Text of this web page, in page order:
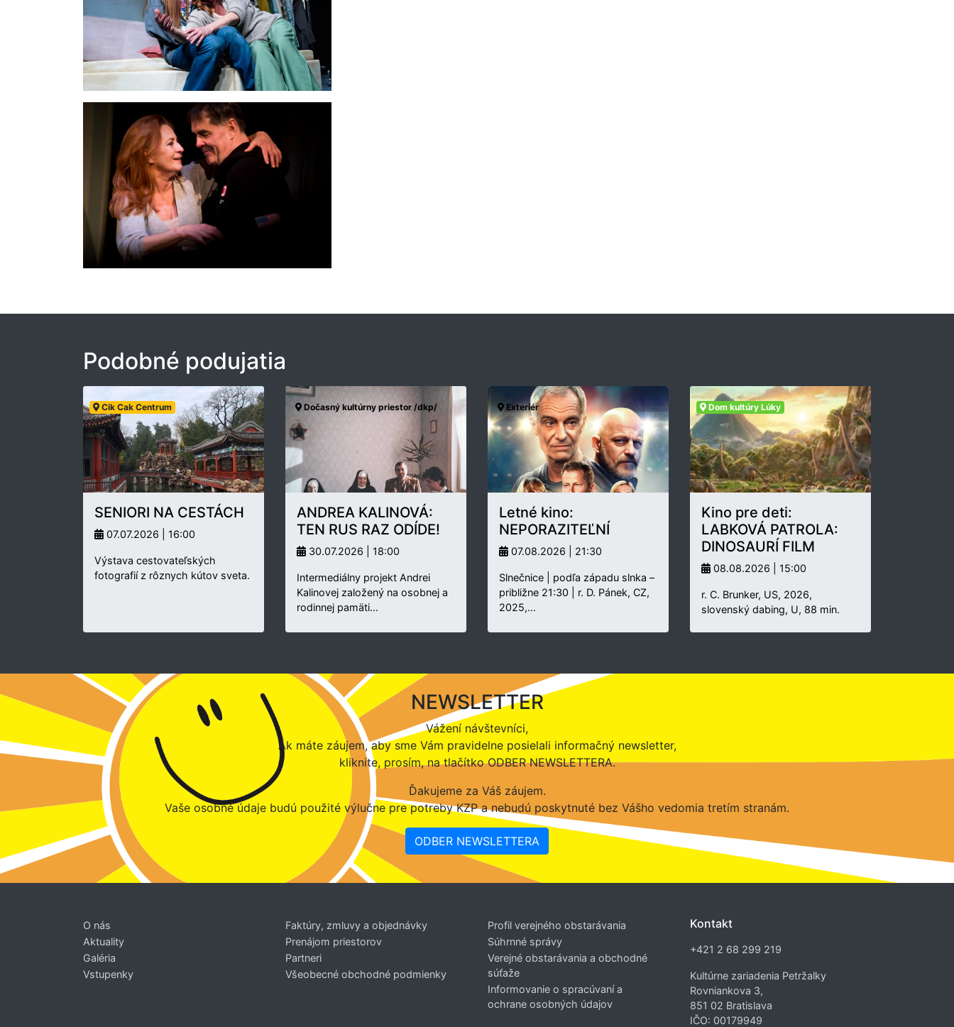
Podobné podujatia
Cik Cak Centrum
SENIORI NA CESTÁCH
07.07.2026 | 16:00
Výstava cestovateľských
fotografií z rôznych kútov sveta.
Dočasný kultúrny priestor /dkp/
ANDREA KALINOVÁ:
TEN RUS RAZ ODÍDE!
30.07.2026 | 18:00
Intermediálny projekt Andrei
Kalinovej založený na osobnej a
rodinnej pamäti…
Exteriér
Letné kino:
NEPORAZITEĽNÍ
07.08.2026 | 21:30
Slnečnice | podľa západu slnka –
približne 21:30 | r. D. Pánek, CZ,
2025,…
Dom kultúry Lúky
Kino pre deti:
LABKOVÁ PATROLA:
DINOSAURÍ FILM
08.08.2026 | 15:00
r. C. Brunker, US, 2026,
slovenský dabing, U, 88 min.
NEWSLETTER
Vážení návštevníci,
Ak máte záujem, aby sme Vám pravidelne posielali informačný newsletter,
kliknite, prosím, na tlačítko ODBER NEWSLETTERA.
Ďakujeme za Váš záujem.
Vaše osobné údaje budú použité výlučne pre potreby KZP a nebudú poskytnuté bez Vášho vedomia tretím stranám.
ODBER NEWSLETTERA
O nás
Aktuality
Galéria
Vstupenky
Faktúry, zmluvy a objednávky
Prenájom priestorov
Partneri
Všeobecné obchodné podmienky
Profil verejného obstarávania
Súhrnné správy
Verejné obstarávania a obchodné
súťaže
Informovanie o spracúvaní a
ochrane osobných údajov
Kontakt
+421 2 68 299 219
Kultúrne zariadenia Petržalky
Rovniankova 3,
851 02 Bratislava
IČO: 00179949